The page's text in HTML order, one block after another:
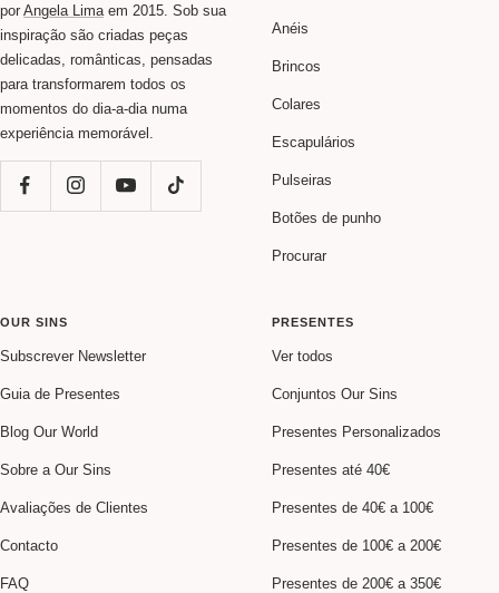
por Angela Lima em 2015. Sob sua
inspiração são criadas peças
delicadas, românticas, pensadas
para transformarem todos os
momentos do dia-a-dia numa
experiência memorável.
Anéis
Brincos
Colares
Escapulários
Pulseiras
Botões de punho
Procurar
OUR SINS
Subscrever Newsletter
Guia de Presentes
Blog Our World
Sobre a Our Sins
Avaliações de Clientes
Contacto
FAQ
PRESENTES
Ver todos
Conjuntos Our Sins
Presentes Personalizados
Presentes até 40€
Presentes de 40€ a 100€
Presentes de 100€ a 200€
Presentes de 200€ a 350€